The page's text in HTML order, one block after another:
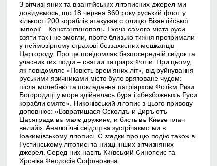
З вітчизняних та візантійських літописних джерел ми
довідуємось, що 18 червня 860 року руський флот у
кількості 200 кораблів атакував столицю Візантійської
імперії – Константинополь. І хоча самого міста руси
взяти так і не змогли, проте близько тижня протримали
у неймовірному страхові беззахисних мешканців
Царгороду. Про це повідомляє безпосередній свідок та
учасник тих подій – святий патріарх Фотій. При цьому,
як повідомляє «Повість врем’яних літ», від руйнування
руськими язичниками місто було врятоване чудом:
після молебню та покладання патріархом Фотієм Ризи
Богородиці у море здійнялась буря і «безбожныхъ Руси
корабли смяте». Никонівський літопис з цього приводу
доповнює: «Взвратишася Осколдъ и Диръ отъ
Царяграда въ малє дружинє, и бисть въ Киеве плач
велий». Аналогічні свідоцтва зустрічаємо ми в
Іоакимівському літописі. Є згадки про цю подію також в
Густинському літописі та низці інших вітчизняних
джерел. Серед них навіть Київський Синопсис та
Хроніка Феодосія Софоновича.